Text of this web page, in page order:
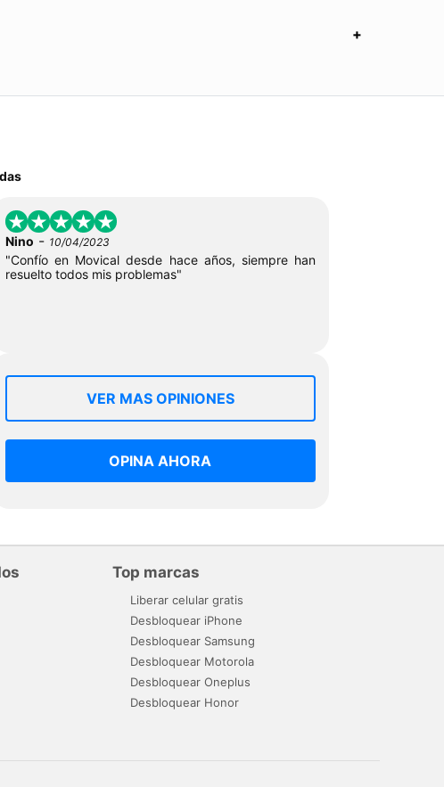
Nino - 10/04/2023
"Confío en Movical desde hace años, siempre han
resuelto todos mis problemas"
VER MAS OPINIONES
OPINA AHORA
Top marcas
Liberar celular gratis
Desbloquear iPhone
Desbloquear Samsung
Desbloquear Motorola
Desbloquear Oneplus
Desbloquear Honor